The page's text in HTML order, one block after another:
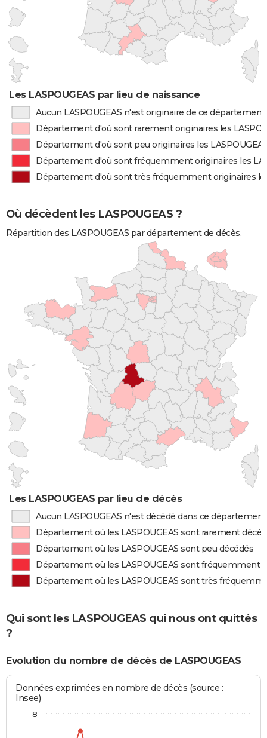
Les LASPOUGEAS par lieu de naissance
Aucun LASPOUGEAS n'est originaire de ce département
Département d'où sont rarement originaires les
Département d'où sont peu originaires les
Département d'où sont fréquemment originaires les
Département d'où sont très fréquemment originaires
Où décèdent les LASPOUGEAS ?
Répartition des LASPOUGEAS par département de décès.
Les LASPOUGEAS par lieu de décès
Aucun LASPOUGEAS n'est décédé dans ce département
Département où les LASPOUGEAS sont rarement
Département où les LASPOUGEAS sont peu décédés
Département où les LASPOUGEAS sont fréquemment
Département où les LASPOUGEAS sont très
Qui sont les LASPOUGEAS qui nous ont quittés
?
Evolution du nombre de décès de LASPOUGEAS
Données exprimées en nombre de décès (source :
Insee)
8